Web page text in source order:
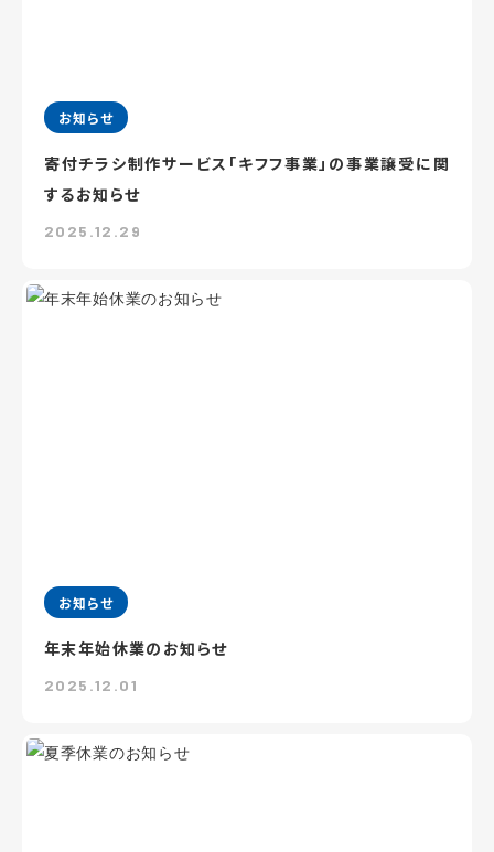
お知らせ
寄付チラシ制作サービス「キフフ事業」の事業譲受に関
するお知らせ
2025.12.29
お知らせ
年末年始休業のお知らせ
2025.12.01